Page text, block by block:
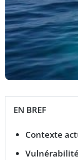
EN BREF
Contexte
Vulnérabilité